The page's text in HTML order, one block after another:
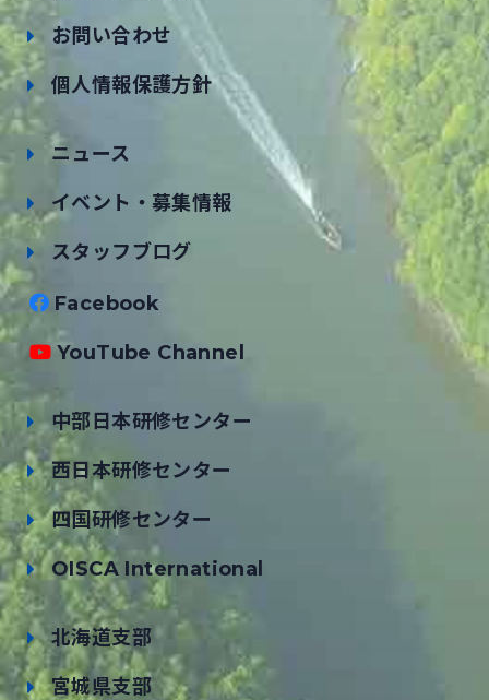
お問い合わせ
個人情報保護方針
ニュース
イベント・募集情報
スタッフブログ
Facebook
YouTube Channel
中部日本研修センター
西日本研修センター
四国研修センター
OISCA International
北海道支部
宮城県支部